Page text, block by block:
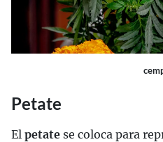
Petate
El petate se coloca para